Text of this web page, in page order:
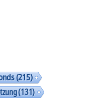
(215)
(131)